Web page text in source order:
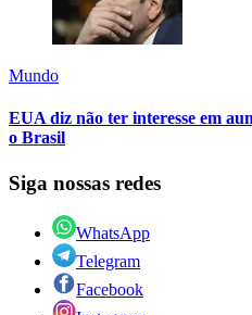
Mundo
EUA diz não ter interesse em
o Brasil
Siga nossas redes
WhatsApp
Telegram
Facebook